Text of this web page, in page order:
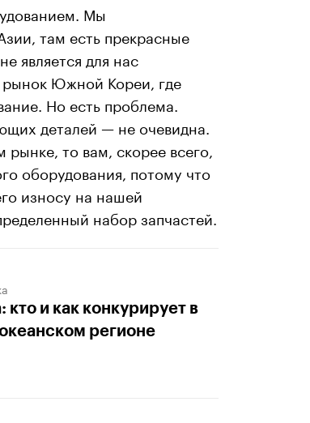
Мы
там есть прекрасные
является для нас
рынок Южной Кореи, где
Но есть проблема.
деталей — не очевидна.
то вам, скорее всего,
оборудования, потому что
износу на нашей
набор запчастей.
кто и как конкурирует в
регионе